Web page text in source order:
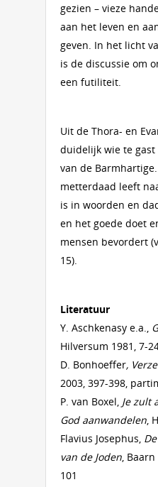
gezien – vieze
aan het leven en
geven. In het licht
is de discussie om
een futiliteit.
Uit de Thora- en
duidelijk wie te
van de
metterdaad leeft
is in woorden en
en het goede doet
mensen bevordert
15).
Literatuur
Y. Aschkenasy e.a.,
Hilversum 1981, 7-
D. Bonhoeffer,
2003, 397-398,
P. van Boxel, Je zult
God aanwandelen,
Flavius Josephus,
van de Joden, Baarn
101